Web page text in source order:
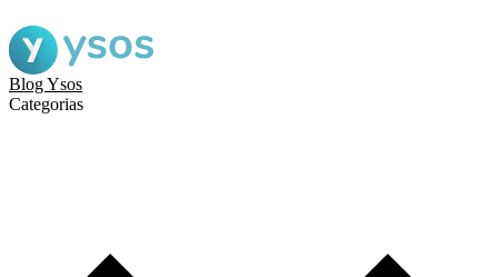
Blog Ysos
Categorias